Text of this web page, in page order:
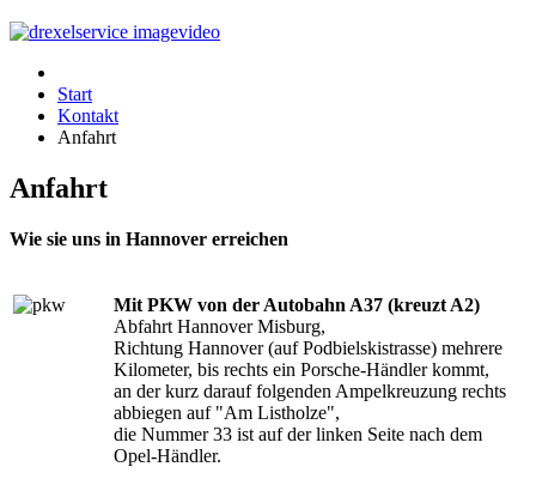
Start
Kontakt
Anfahrt
Anfahrt
Wie sie uns in Hannover erreichen
Mit PKW von der Autobahn A37 (kreuzt A2)
Abfahrt Hannover Misburg,
Richtung Hannover (auf Podbielskistrasse) mehrere
Kilometer, bis rechts ein Porsche-Händler kommt,
an der kurz darauf folgenden Ampelkreuzung rechts
abbiegen auf "Am Listholze",
die Nummer 33 ist auf der linken Seite nach dem
Opel-Händler.